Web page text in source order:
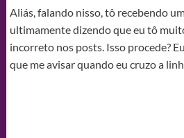
Aliás, falando nisso, tô recebendo
ultimamente dizendo que eu tô
incorreto nos posts. Isso procede?
que me avisar quando eu cruzo a